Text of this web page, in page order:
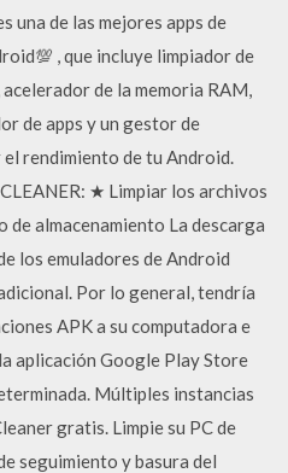
una de las mejores apps de
, que incluye limpiador de
de la memoria RAM,
de apps y un gestor de
rendimiento de tu Android.
★ Limpiar los archivos
de almacenamiento La descarga
los emuladores de Android
Por lo general, tendría
APK a su computadora e
aplicación Google Play Store
Múltiples instancias
gratis. Limpie su PC de
seguimiento y basura del